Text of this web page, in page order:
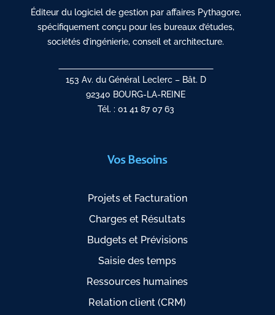
Éditeur du logiciel de gestion par affaires Pythagore,
spécifiquement conçu pour les bureaux d’études,
sociétés d’ingénierie, conseil et architecture.
153 Av. du Général Leclerc – Bât. D
92340 BOURG-LA-REINE
Tél. : 01 41 87 07 63
Vos Besoins
Projets et Facturation
Charges et Résultats
Budgets et Prévisions
Saisie des temps
Ressources humaines
Relation client (CRM)